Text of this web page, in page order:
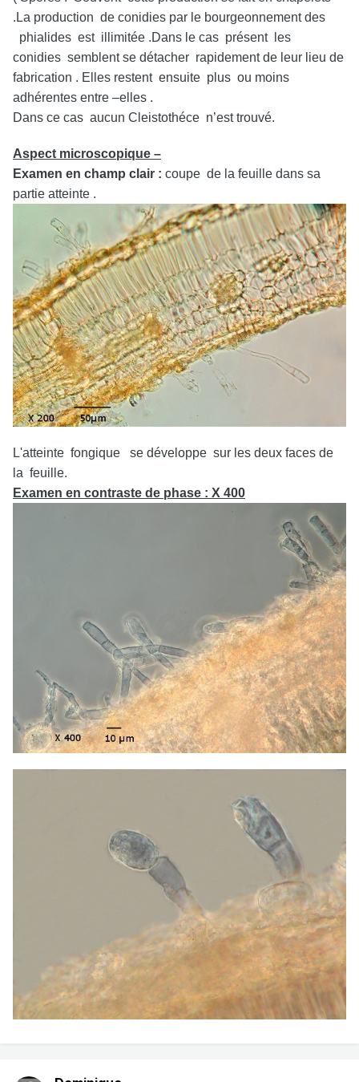
.La production de conidies par le bourgeonnement des
phialides est illimitée .Dans le cas présent les
conidies semblent se détacher rapidement de leur lieu de
fabrication . Elles restent ensuite plus ou moins
adhérentes entre –elles .
Dans ce cas aucun Cleistothéce n’est trouvé.
Aspect microscopique –
Examen en champ clair : coupe de la feuille dans sa
partie atteinte .
L'atteinte fongique se développe sur les deux faces de
la feuille.
Examen en contraste de phase : X 400